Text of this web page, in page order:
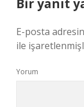
Bir yanıt
E-posta
ile
Yorum